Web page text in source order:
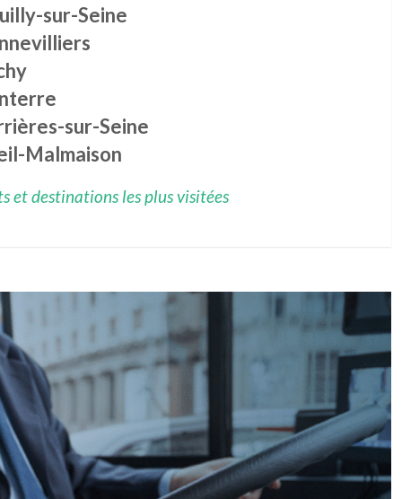
sur-Seine
sur-Seine
Malmaison
et destinations les plus visitées